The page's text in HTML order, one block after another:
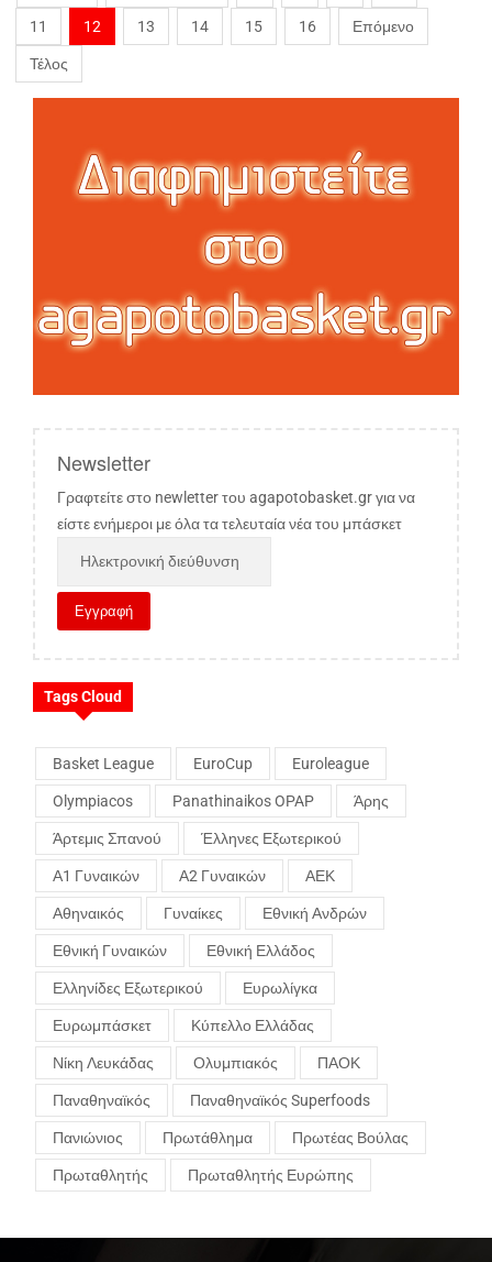
11 12 13 14 15 16 Επόμενο
Τέλος
Newsletter
Γραφτείτε στο newletter του agapotobasket.gr για να
είστε ενήμεροι με όλα τα τελευταία νέα του μπάσκετ
Tags Cloud
Basket League EuroCup Euroleague
Olympiacos Panathinaikos OPAP Άρης
Άρτεμις Σπανού Έλληνες Εξωτερικού
Α1 Γυναικών Α2 Γυναικών ΑΕΚ
Αθηναικός Γυναίκες Εθνική Ανδρών
Εθνική Γυναικών Εθνική Ελλάδος
Ελληνίδες Εξωτερικού Ευρωλίγκα
Ευρωμπάσκετ Κύπελλο Ελλάδας
Νίκη Λευκάδας Ολυμπιακός ΠΑΟΚ
Παναθηναϊκός Παναθηναϊκός Superfoods
Πανιώνιος Πρωτάθλημα Πρωτέας Βούλας
Πρωταθλητής Πρωταθλητής Ευρώπης